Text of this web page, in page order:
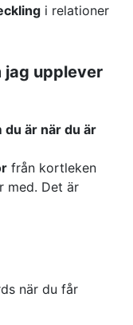
i relationer
jag upplever
du är när du är
från kortleken
med. Det är
när du får